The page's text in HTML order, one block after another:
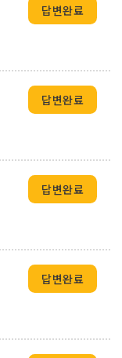
답변완료
답변완료
답변완료
답변완료